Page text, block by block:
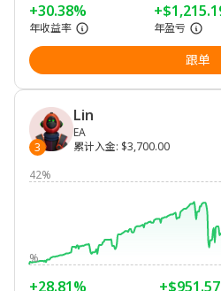
+30.38%
年收益率 年盈亏
跟单
3
Lin
EA
累计入金: $3,700.00
42%
%
+28.81% +$951.57